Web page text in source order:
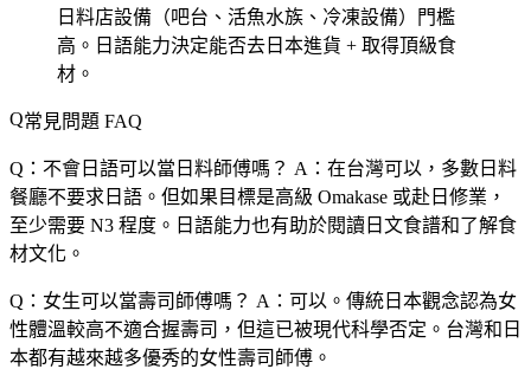
日料店設備（吧台、活魚水族、冷凍設備）門檻
高。日語能力決定能否去日本進貨 + 取得頂級食
材。
常見問題 FAQ
Q：不會日語可以當日料師傅嗎？ A：在台灣可以，多數日料
餐廳不要求日語。但如果目標是高級 Omakase 或赴日修業，
至少需要 N3 程度。日語能力也有助於閱讀日文食譜和了解食
材文化。
Q：女生可以當壽司師傅嗎？ A：可以。傳統日本觀念認為女
性體溫較高不適合握壽司，但這已被現代科學否定。台灣和日
本都有越來越多優秀的女性壽司師傅。